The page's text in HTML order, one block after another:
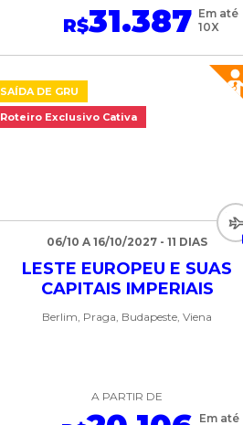
R$31.387 Em até
10X
SAÍDA DE GRU
Roteiro Exclusivo Cativa
06/10 A 16/10/2027 - 11 DIAS
LESTE EUROPEU E SUAS
CAPITAIS IMPERIAIS
Berlim, Praga, Budapeste, Viena
A PARTIR DE
Em até